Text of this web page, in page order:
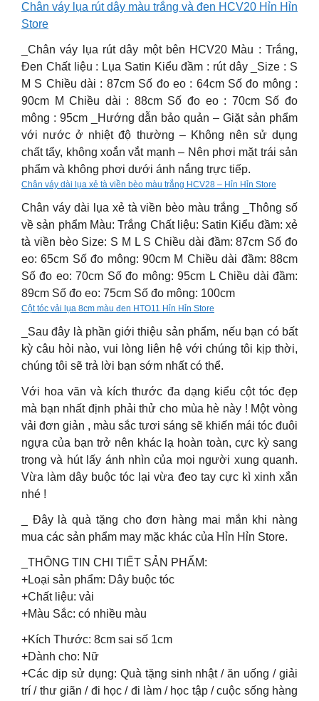
Chân váy lụa rút dây màu trắng và đen HCV20 Hỉn Hỉn
Store
_Chân váy lụa rút dây một bên HCV20 Màu : Trắng,
Đen Chất liệu : Lụa Satin Kiểu đầm : rút dây _Size : S
M S Chiều dài : 87cm Số đo eo : 64cm Số đo mông :
90cm M Chiều dài : 88cm Số đo eo : 70cm Số đo
mông : 95cm _Hướng dẫn bảo quản – Giặt sản phẩm
với nước ở nhiệt độ thường – Không nên sử dụng
chất tẩy, không xoắn vắt mạnh – Nên phơi mặt trái sản
phẩm và không phơi dưới ánh nắng trực tiếp.
Chân váy dài lụa xẻ tà viền bèo màu trắng HCV28 – Hỉn Hỉn Store
Chân váy dài lụa xẻ tà viền bèo màu trắng _Thông số
về sản phẩm Màu: Trắng Chất liệu: Satin Kiểu đầm: xẻ
tà viền bèo Size: S M L S Chiều dài đầm: 87cm Số đo
eo: 65cm Số đo mông: 90cm M Chiều dài đầm: 88cm
Số đo eo: 70cm Số đo mông: 95cm L Chiều dài đầm:
89cm Số đo eo: 75cm Số đo mông: 100cm
Cột tóc vải lụa 8cm màu đen HTO11 Hỉn Hỉn Store
_Sau đây là phần giới thiệu sản phẩm, nếu bạn có bất
kỳ câu hỏi nào, vui lòng liên hệ với chúng tôi kịp thời,
chúng tôi sẽ trả lời bạn sớm nhất có thể.
Với hoa văn và kích thước đa dạng kiểu cột tóc đẹp
mà bạn nhất định phải thử cho mùa hè này ! Một vòng
vải đơn giản , màu sắc tươi sáng sẽ khiến mái tóc đuôi
ngựa của bạn trở nên khác lạ hoàn toàn, cực kỳ sang
trọng và hút lấy ánh nhìn của mọi người xung quanh.
Vừa làm dây buộc tóc lại vừa đeo tay cực kì xinh xắn
nhé !
_ Đây là quà tặng cho đơn hàng mai mắn khi nàng
mua các sản phẩm may mặc khác của Hỉn Hỉn Store.
_THÔNG TIN CHI TIẾT SẢN PHẨM:
+Loại sản phẩm: Dây buộc tóc
+Chất liệu: vải
+Màu Sắc: có nhiều màu
+Kích Thước: 8cm sai số 1cm
+Dành cho: Nữ
+Các dịp sử dụng: Quà tặng sinh nhật / ăn uống / giải
trí / thư giãn / đi học / đi làm / học tập / cuộc sống hàng